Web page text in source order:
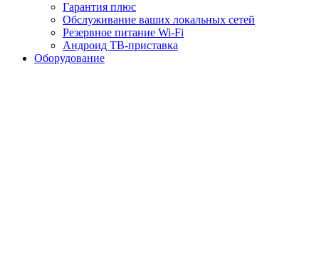
Гарантия плюс
Обслуживание ваших локальных сетей
Резервное питание Wi-Fi
Андроид ТВ-приставка
Оборудование